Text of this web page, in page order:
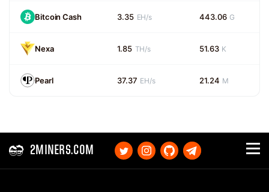
Bitcoin Cash 3.35 EH/s 443.06 G
Nexa 1.85 TH/s 51.63 K
Pearl 37.37 EH/s 21.24 M
2MINERS.COM